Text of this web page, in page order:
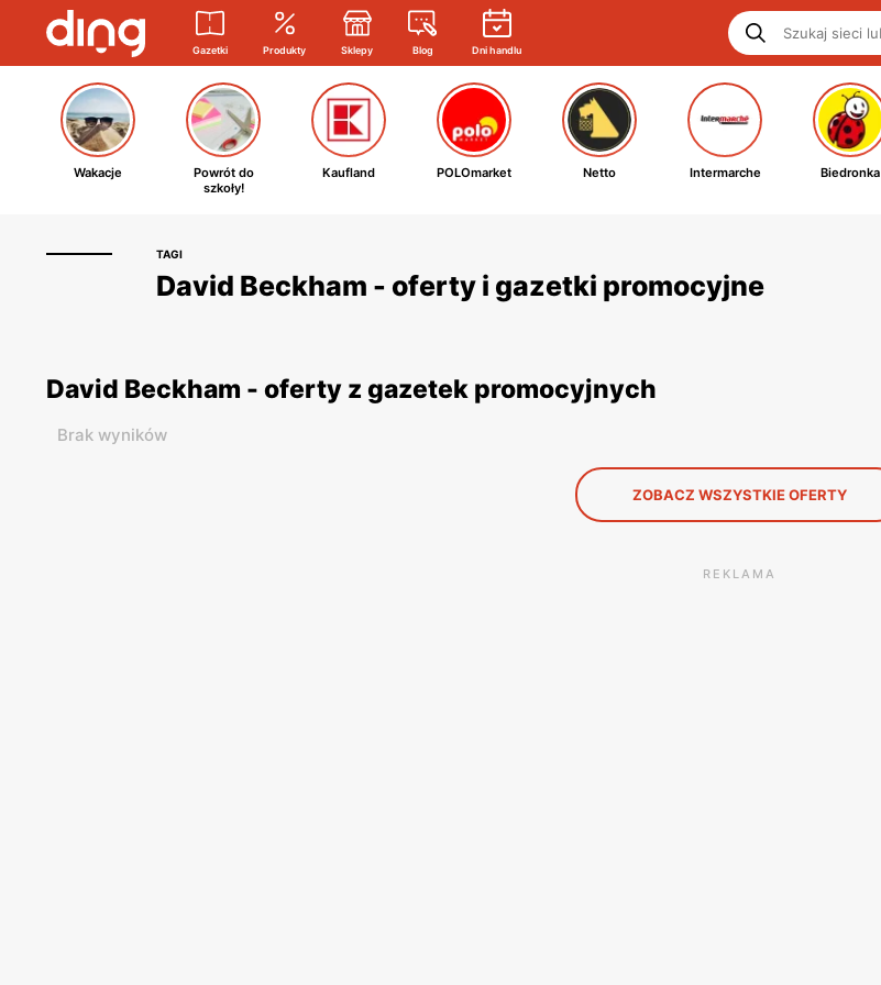
Gazetki Produkty Sklepy Blog Dni handlu
Wakacje
Powrót do
szkoły!
Kaufland POLOmarket Netto Intermarche Biedronka
TAGI
David Beckham - oferty i gazetki promocyjne
David Beckham - oferty z gazetek promocyjnych
Brak wyników
ZOBACZ WSZYSTKIE OFERTY
REKLAMA